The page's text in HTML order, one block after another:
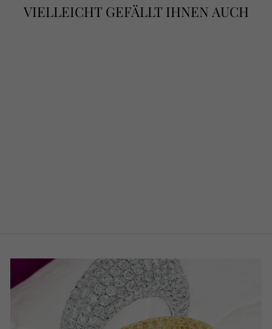
VIELLEICHT GEFÄLLT IHNEN AUCH